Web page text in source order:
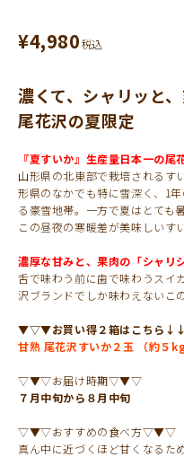
¥4,980税込
濃くて、シャリッと、
尾花沢の夏限定
『夏すいか』生産量日本一の尾
山形県の北東部で栽培されるす
形県のなかでも特に雪深く、1
る豪雪地帯。一方で夏はとても
この昼夜の寒暖差が美味しいす
濃厚な甘みと、果肉の「シャリ
舌で味わう前に歯で味わうスイ
沢ブランドでしか味わえないこ
▼▽▼お買い得２箱はこち
甘熟 尾花沢すいか２玉 （約
▽▼▽お届け時期▽▼▽
７月中旬から８月中旬
▽▼▽おすすめの食べ方▽▼▽
真ん中に近づくほど甘くなるた